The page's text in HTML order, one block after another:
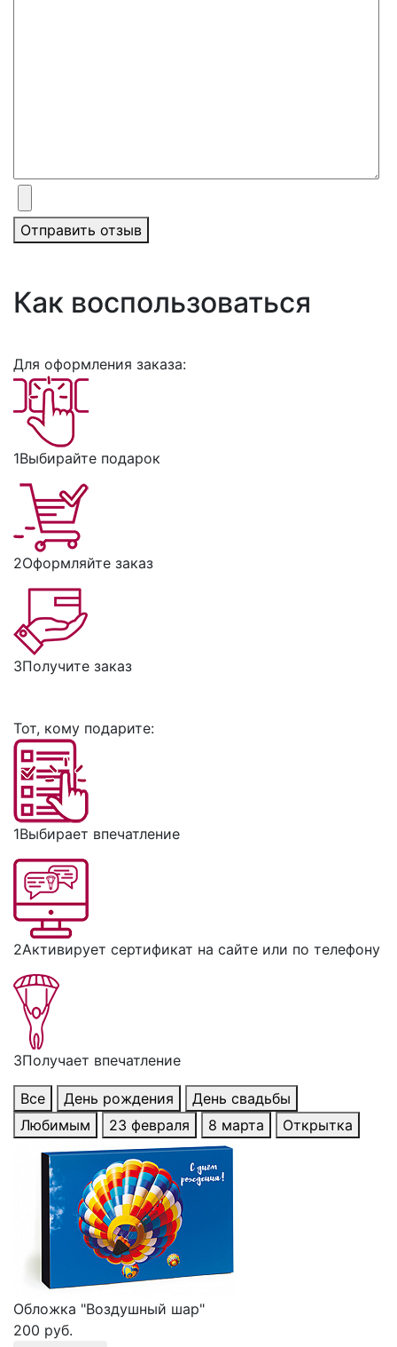
Отправить отзыв
Как воспользоваться
Для оформления заказа:
1Выбирайте подарок
2Оформляйте заказ
3Получите заказ
Тот, кому подарите:
1Выбирает впечатление
2Активирует сертификат на сайте или по телефону
3Получает впечатление
Все День рождения
День свадьбы
Любимым
23 февраля 8 марта Открытка
Обложка "Воздушный шар"
200 руб.